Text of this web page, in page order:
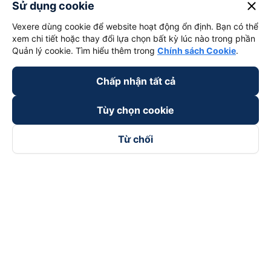
Sử dụng cookie close
Vexere dùng cookie để website hoạt động ổn định. Bạn có thể
xem chi tiết hoặc thay đổi lựa chọn bất kỳ lúc nào trong phần
Quản lý cookie. Tìm hiểu thêm trong Chính sách Cookie.
Chấp nhận tất cả
Tùy chọn cookie
Từ chối